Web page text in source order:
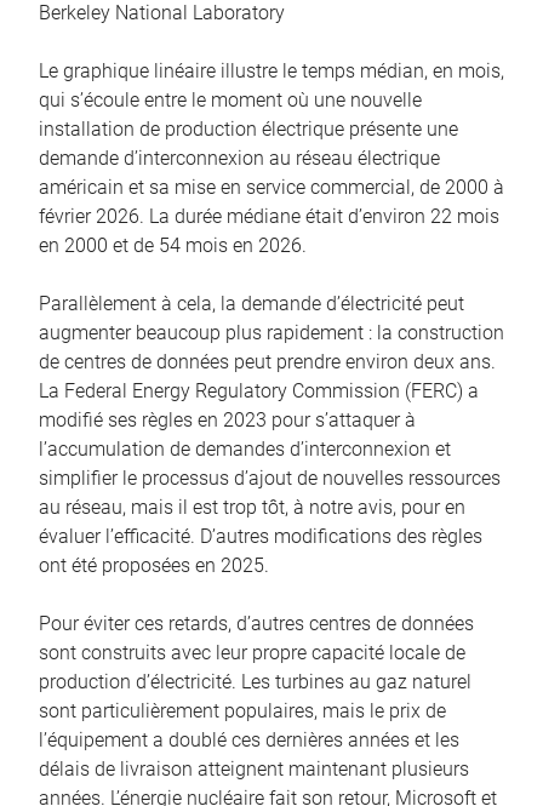
Berkeley National Laboratory
Le graphique linéaire illustre le temps médian, en mois,
qui s’écoule entre le moment où une nouvelle
installation de production électrique présente une
demande d’interconnexion au réseau électrique
américain et sa mise en service commercial, de 2000 à
février 2026. La durée médiane était d’environ 22 mois
en 2000 et de 54 mois en 2026.
Parallèlement à cela, la demande d’électricité peut
augmenter beaucoup plus rapidement : la construction
de centres de données peut prendre environ deux ans.
La Federal Energy Regulatory Commission (FERC) a
modifié ses règles en 2023 pour s’attaquer à
l’accumulation de demandes d’interconnexion et
simplifier le processus d’ajout de nouvelles ressources
au réseau, mais il est trop tôt, à notre avis, pour en
évaluer l’efficacité. D’autres modifications des règles
ont été proposées en 2025.
Pour éviter ces retards, d’autres centres de données
sont construits avec leur propre capacité locale de
production d’électricité. Les turbines au gaz naturel
sont particulièrement populaires, mais le prix de
l’équipement a doublé ces dernières années et les
délais de livraison atteignent maintenant plusieurs
années. L’énergie nucléaire fait son retour, Microsoft et